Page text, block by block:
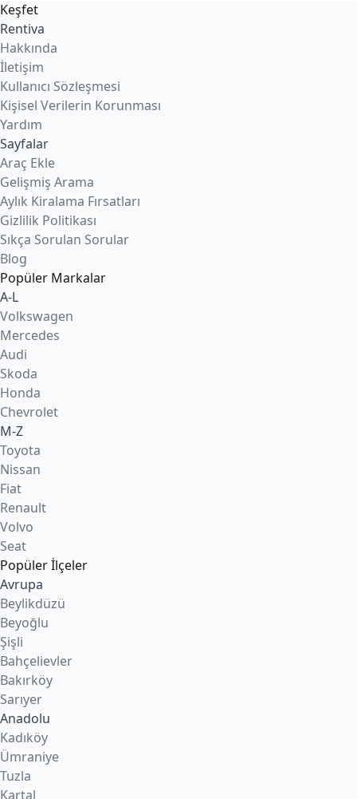
Keşfet
Rentiva
Hakkında
İletişim
Kullanıcı Sözleşmesi
Kişisel Verilerin Korunması
Yardım
Sayfalar
Araç Ekle
Gelişmiş Arama
Aylık Kiralama Fırsatları
Gizlilik Politikası
Sıkça Sorulan Sorular
Blog
Popüler Markalar
A-L
Volkswagen
Mercedes
Audi
Skoda
Honda
Chevrolet
M-Z
Toyota
Nissan
Fiat
Renault
Volvo
Seat
Popüler İlçeler
Avrupa
Beylikdüzü
Beyoğlu
Şişli
Bahçelievler
Bakırköy
Sarıyer
Anadolu
Kadıköy
Ümraniye
Tuzla
Kartal